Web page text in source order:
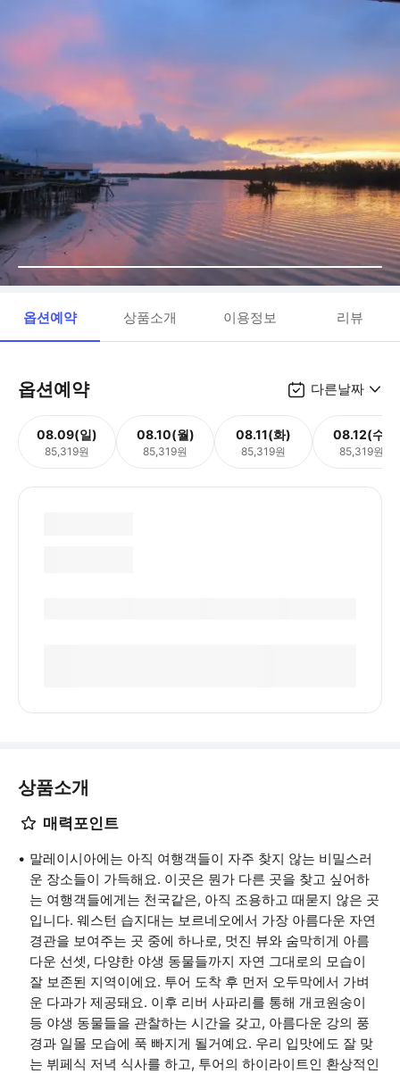
옵션예약 상품소개 이용정보 리뷰
옵션예약 다른날짜
08.09(일)
85,319원
08.10(월)
85,319원
08.11(화)
85,319원
08.12(수)
85,319원
상품소개
매력포인트
말레이시아에는 아직 여행객들이 자주 찾지 않는 비밀스러
운 장소들이 가득해요. 이곳은 뭔가 다른 곳을 찾고 싶어하
는 여행객들에게는 천국같은, 아직 조용하고 때묻지 않은 곳
입니다. 웨스턴 습지대는 보르네오에서 가장 아름다운 자연
경관을 보여주는 곳 중에 하나로, 멋진 뷰와 숨막히게 아름
다운 선셋, 다양한 야생 동물들까지 자연 그대로의 모습이
잘 보존된 지역이에요. 투어 도착 후 먼저 오두막에서 가벼
운 다과가 제공돼요. 이후 리버 사파리를 통해 개코원숭이
등 야생 동물들을 관찰하는 시간을 갖고, 아름다운 강의 풍
경과 일몰 모습에 푹 빠지게 될거예요. 우리 입맛에도 잘 맞
는 뷔페식 저녁 식사를 하고, 투어의 하이라이트인 환상적인